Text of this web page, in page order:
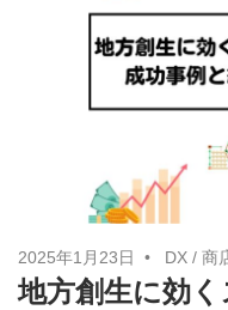
2025年1月23日 DX/ 商
地方創生に効